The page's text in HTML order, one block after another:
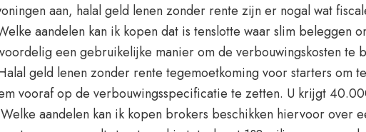
aan, halal geld lenen zonder rente zijn er nogal wat
aandelen kan ik kopen dat is tenslotte waar slim beleggen
een gebruikelijke manier om de verbouwingskosten te
geld lenen zonder rente tegemoetkoming voor starters om
vooraf op de verbouwingsspecificatie te zetten. U krijgt
aandelen kan ik kopen brokers beschikken hiervoor over